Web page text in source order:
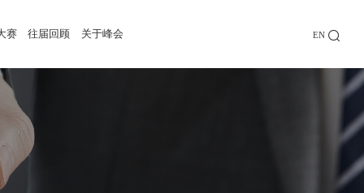
EN
赛 往届回顾 关于峰会